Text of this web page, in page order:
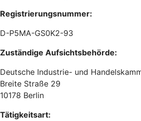
Registrierungsnummer:
D-P5MA-GS0K2-93
Zuständige Aufsichtsbehörde:
Deutsche Industrie- und
Breite Straße 29
10178 Berlin
Tätigkeitsart: